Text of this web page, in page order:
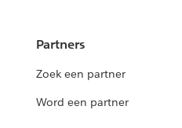
Partners
Zoek een partner
Word een partner